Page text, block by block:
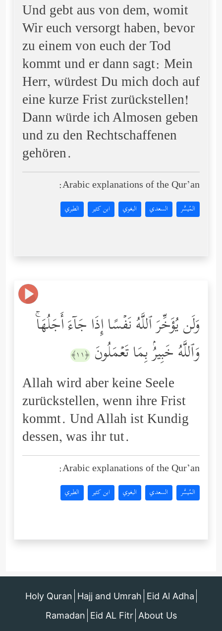
Und gebt aus von dem, womit
Wir euch versorgt haben, bevor
zu einem von euch der Tod
kommt und er dann sagt: Mein
Herr, würdest Du mich doch auf
eine kurze Frist zurückstellen!
Dann würde ich Almosen geben
und zu den Rechtschaffenen
gehören.
Arabic explanations of the Qur’an:
المُيسَّر السعدي البغوي ابن كثير الطبري
وَلَن یُؤَخِّرَ ٱللَّهُ نَفۡسًا إِذَا جَاۤءَ أَجَلُهَاۚ
وَٱللَّهُ خَبِیرُۢ بِمَا تَعۡمَلُونَ ﴿١١﴾
Allah wird aber keine Seele
zurückstellen, wenn ihre Frist
kommt. Und Allah ist Kundig
dessen, was ihr tut.
Arabic explanations of the Qur’an:
المُيسَّر السعدي البغوي ابن كثير الطبري
Holy Quran Hajj and Umrah Eid Al Adha
Ramadan Eid AL Fitr About Us